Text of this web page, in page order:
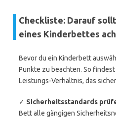
Checkliste: Darauf
eines Kinderbettes
Bevor du ein Kinderbett
Punkte zu beachten. So
Leistungs-Verhältnis, das
✓ Sicherheitsstandards
Bett alle gängigen